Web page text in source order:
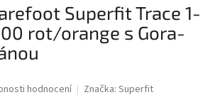
Superfit Trace 1-
rot/orange s Gora-
hodnocení Značka: Superfit